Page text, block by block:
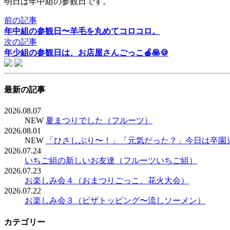
前の記事
年中組の参観日〜羊毛を丸めてコロコロ。
次の記事
年少組の参観日は、お店屋さんごっこ🍎🥞🍪
最新の記事
2026.08.07
NEW 夏まつりでした（フルーツ）
2026.08.01
NEW
「ひさしぶり〜！」「元気だった？」今日は卒園
2026.07.24
いちご組の新しいお友達（フルーツいちご組）
2026.07.23
お楽しみ会４（おまつりごっこ、花火大会）
2026.07.22
お楽しみ会３（ピザトッピング〜流しソーメン）
カテゴリー